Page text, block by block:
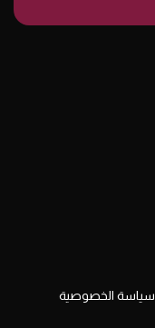
سياسة الخصوصية